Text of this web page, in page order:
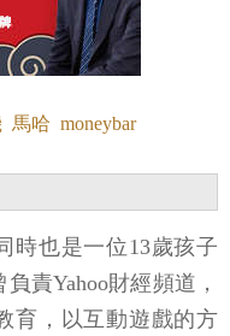
馬哈 moneybar
時也是一位13歲孩子
責Yahoo財經頻道，
育，以互動遊戲的方